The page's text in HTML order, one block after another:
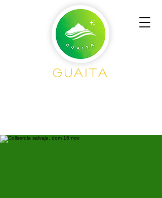
Guaita